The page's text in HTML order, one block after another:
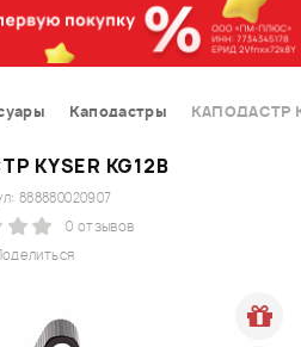
Каподастры КАПОДАСТР
KYSER KG12B
888880020907
0 отзывов